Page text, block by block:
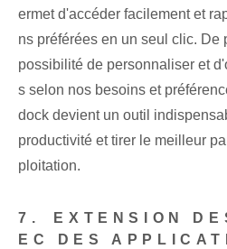
ermet d'accéder facilement et
ns préférées en un seul clic. De
possibilité de personnaliser et
s selon nos besoins et
dock devient un outil
productivité et tirer le meilleur
ploitation.
7.⁢ EXTENSION
EC DES